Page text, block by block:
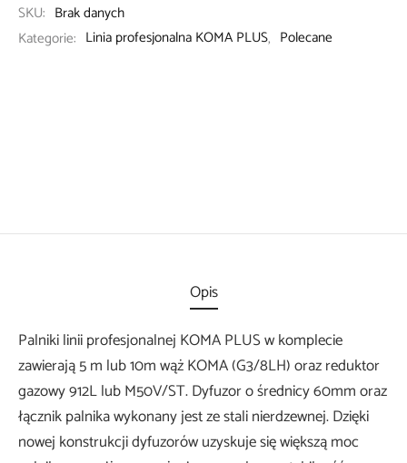
SKU: Brak danych
Kategorie: Linia profesjonalna KOMA PLUS, Polecane
Opis
Palniki linii profesjonalnej KOMA PLUS w komplecie
zawierają 5 m lub 10m wąż KOMA (G3/8LH) oraz reduktor
gazowy 912L lub M50V/ST. Dyfuzor o średnicy 60mm oraz
łącznik palnika wykonany jest ze stali nierdzewnej. Dzięki
nowej konstrukcji dyfuzorów uzyskuje się większą moc